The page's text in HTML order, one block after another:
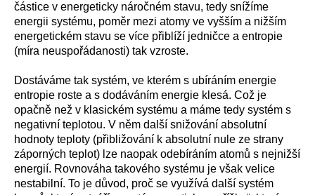
částice v energeticky náročném stavu, tedy snížíme
energii systému, poměr mezi atomy ve vyšším a nižším
energetickém stavu se více přiblíží jedničce a entropie
(míra neuspořádanosti) tak vzroste.
Dostáváme tak systém, ve kterém s ubíráním energie
entropie roste a s dodáváním energie klesá. Což je
opačně než v klasickém systému a máme tedy systém s
negativní teplotou. V něm další snižování absolutní
hodnoty teploty (přibližování k absolutní nule ze strany
záporných teplot) lze naopak odebíráním atomů s nejnižší
energií. Rovnováha takového systému je však velice
nestabilní. To je důvod, proč se využívá další systém